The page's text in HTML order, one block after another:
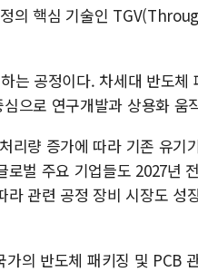
의 핵심 기술인
는 공정이다. 차세대 반도체
으로 연구개발과 상용화 움
리량 증가에 따라 기존 유기
벌 주요 기업들도 2027년
관련 공정 장비 시장도 성
의 반도체 패키징 및 PCB